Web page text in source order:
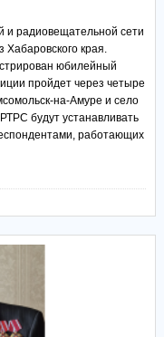
и радиовещательной сети
края.
юбилейный
пройдет через четыре
на-Амуре и село
будут устанавливать
работающих